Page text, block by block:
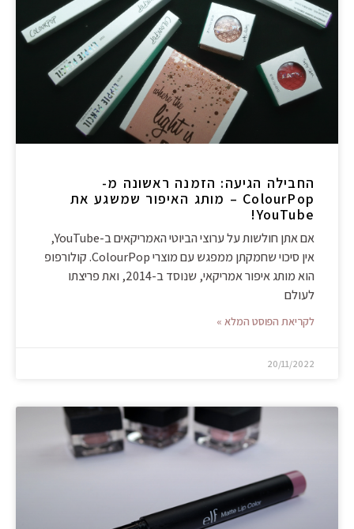
החבילה הגיעה: הזמנה ראשונה מ-
ColourPop – מותג האיפור שמשגע את
YouTube!
אם אתן חולשות על ערוצי הביוטי האמריקאים ב-YouTube,
אין סיכוי שחמקתן ממפגש עם מוצרי ColourPop. קולורפופ
הוא מותג איפור אמריקאי, שנוסד ב-2014, ואת פריצתו
לעולם
לקריאת הפוסט המלא »
20/11/2022